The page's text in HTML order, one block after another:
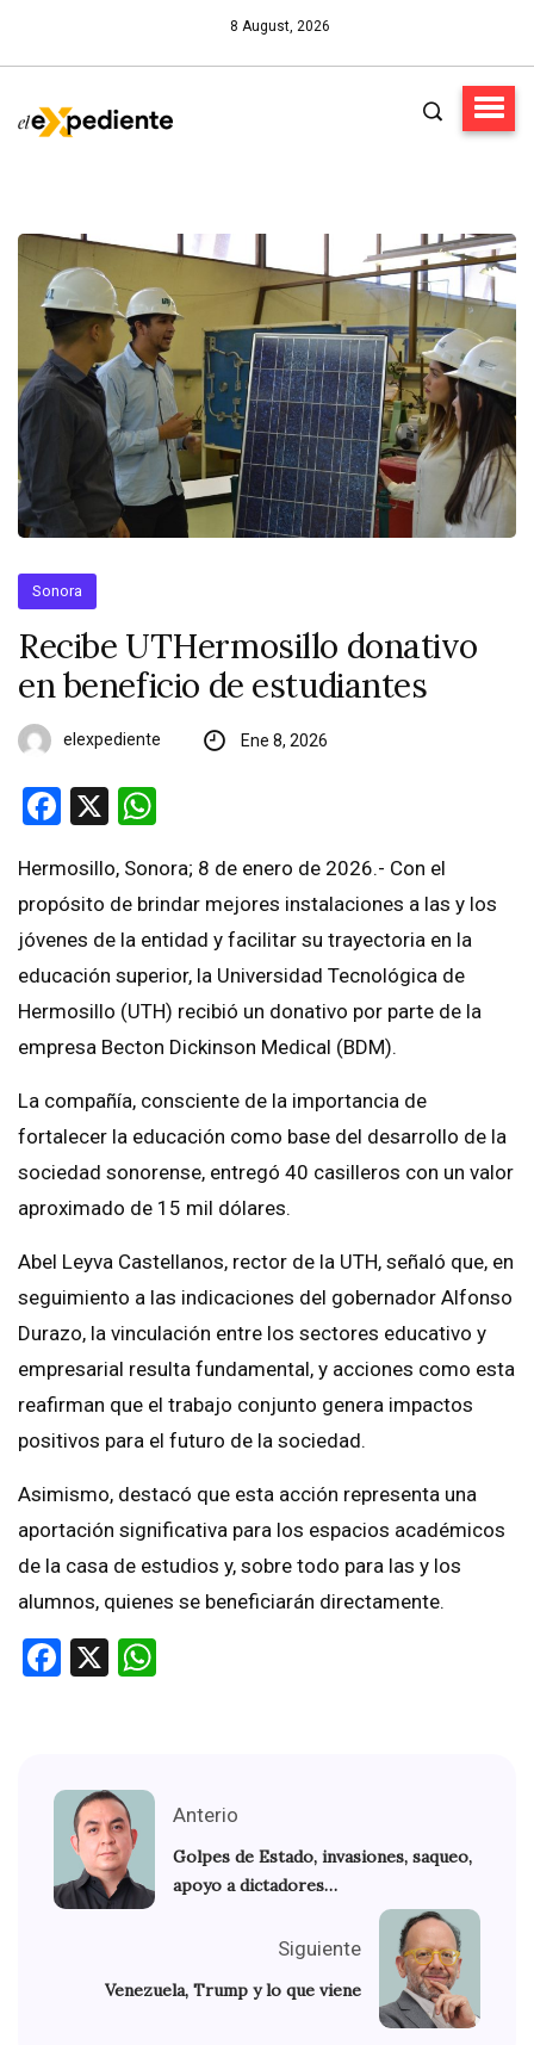
8 August, 2026
Sonora
Recibe UTHermosillo donativo
en beneficio de estudiantes
elexpediente Ene 8, 2026
Facebook
X
Hermosillo, Sonora; 8 de enero de 2026.- Con el
propósito de brindar mejores instalaciones a las y los
jóvenes de la entidad y facilitar su trayectoria en la
educación superior, la Universidad Tecnológica de
Hermosillo (UTH) recibió un donativo por parte de la
empresa Becton Dickinson Medical (BDM).
La compañía, consciente de la importancia de
fortalecer la educación como base del desarrollo de la
sociedad sonorense, entregó 40 casilleros con un valor
aproximado de 15 mil dólares.
Abel Leyva Castellanos, rector de la UTH, señaló que, en
seguimiento a las indicaciones del gobernador Alfonso
Durazo, la vinculación entre los sectores educativo y
empresarial resulta fundamental, y acciones como esta
reafirman que el trabajo conjunto genera impactos
positivos para el futuro de la sociedad.
Asimismo, destacó que esta acción representa una
aportación significativa para los espacios académicos
de la casa de estudios y, sobre todo para las y los
alumnos, quienes se beneficiarán directamente.
Facebook
X
Anterio
Golpes de Estado, invasiones, saqueo,
apoyo a dictadores…
Siguiente
Venezuela, Trump y lo que viene